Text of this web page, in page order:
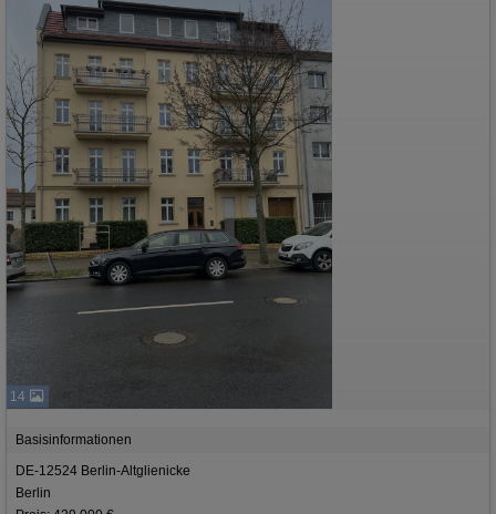
14
Basisinformationen
DE-12524 Berlin-Altglienicke
Berlin